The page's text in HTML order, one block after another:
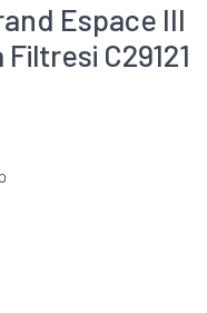
Espace III
C29121